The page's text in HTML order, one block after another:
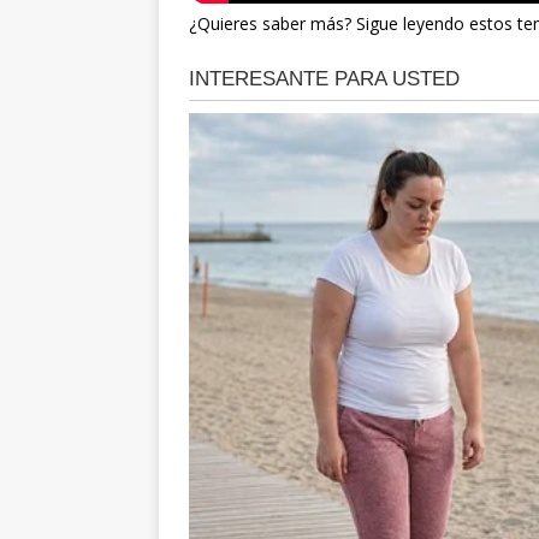
¿Quieres saber más? Sigue leyendo estos